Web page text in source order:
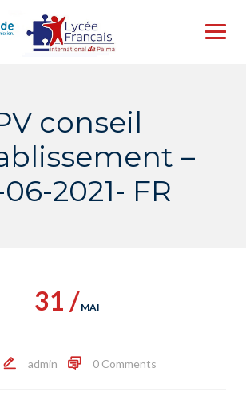
conseil
–
2021- FR
31 / MAI
admin 0 Comments